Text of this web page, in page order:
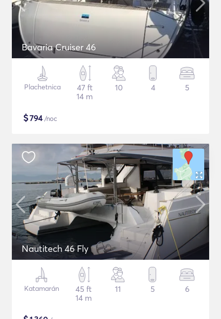
Bavaria Cruiser 46
Plachetnica
47 ft
14 m
10 4 5
$794/noc
Nautitech 46 Fly
Katamarán
45 ft
14 m
11 5 6